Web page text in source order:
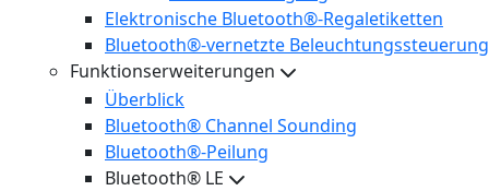
Elektronische Bluetooth®-Regaletiketten
Bluetooth®-vernetzte Beleuchtungssteuerung
Funktionserweiterungen
Überblick
Bluetooth® Channel Sounding
Bluetooth®-Peilung
Bluetooth® LE